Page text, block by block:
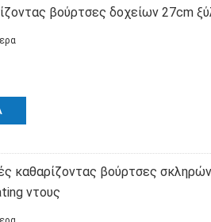
βούρτσες δοχείων 27cm
καθαρίζοντας βούρτσες
ντους